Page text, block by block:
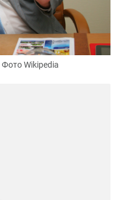
Wikipedia